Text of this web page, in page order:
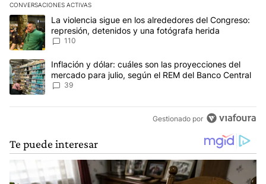
CONVERSACIONES ACTIVAS
Este listado muestra los artículos con más comentarios en los
Un artículo de tendencia con el título "La violencia sigue en los
La violencia sigue en los alrededores del Congreso:
represión, detenidos y una fotógrafa herida
110
Un artículo de tendencia con el título "Inflación y dólar: cuáles
Inflación y dólar: cuáles son las proyecciones del
mercado para julio, según el REM del Banco Central
39
Gestionado por